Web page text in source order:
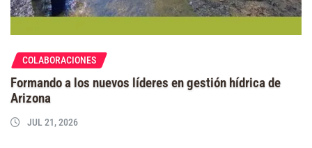
COLABORACIONES
Formando a los nuevos líderes en gestión hídrica de
Arizona
JUL 21, 2026